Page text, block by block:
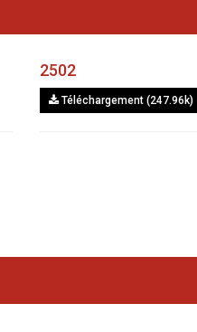
2502
Téléchargement (247.96k)